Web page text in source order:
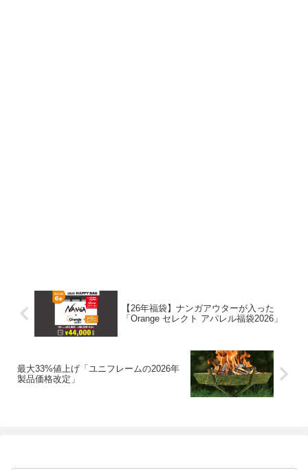
【26年福袋】ナンガアウターが入った
「Orange セレクト アパレル福袋2026」
最大33%値上げ「ユニフレームの2026年
製品価格改定」